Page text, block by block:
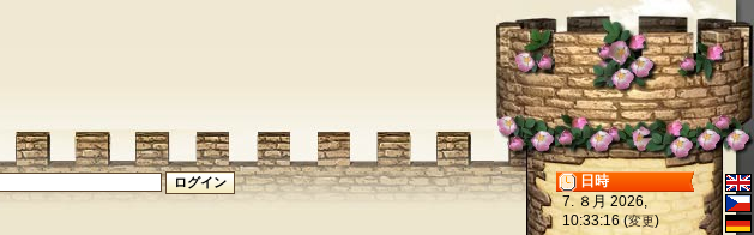
日時
7. ８月 2026,
10:33:16 (変更)